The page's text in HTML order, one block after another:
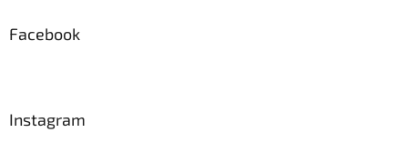
Facebook
Instagram